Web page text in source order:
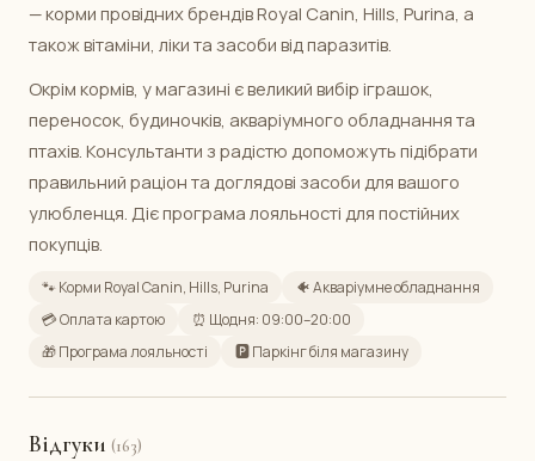
— корми провідних брендів Royal Canin, Hills, Purina, а
також вітаміни, ліки та засоби від паразитів.
Окрім кормів, у магазині є великий вибір іграшок,
переносок, будиночків, акваріумного обладнання та
птахів. Консультанти з радістю допоможуть підібрати
правильний раціон та доглядові засоби для вашого
улюбленця. Діє програма лояльності для постійних
покупців.
🐾 Корми Royal Canin, Hills, Purina
🐠 Акваріумне обладнання
💳 Оплата картою
⏰ Щодня: 09:00–20:00
🎁 Програма лояльності
🅿️ Паркінг біля магазину
Відгуки (163)